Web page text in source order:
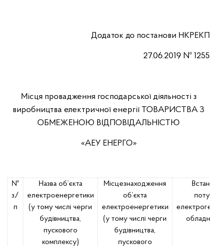
Додаток до постанови НКРЕКП
27.06.2019 № 1255
Місця провадження господарської діяльності з
виробництва електричної енергії ТОВАРИСТВА З
ОБМЕЖЕНОЮ ВІДПОВІДАЛЬНІСТЮ
«АЕУ ЕНЕРГО»
№
з/
п
Назва об’єкта
електроенергетики
(у тому числі черги
будівництва,
пускового
комплексу)
Місцезнаходження
об’єкта
електроенергетики
(у тому числі черги
будівництва,
пускового